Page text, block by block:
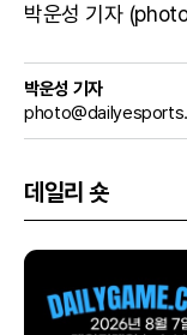
박운성 기자
박운성 기자
데일리 숏